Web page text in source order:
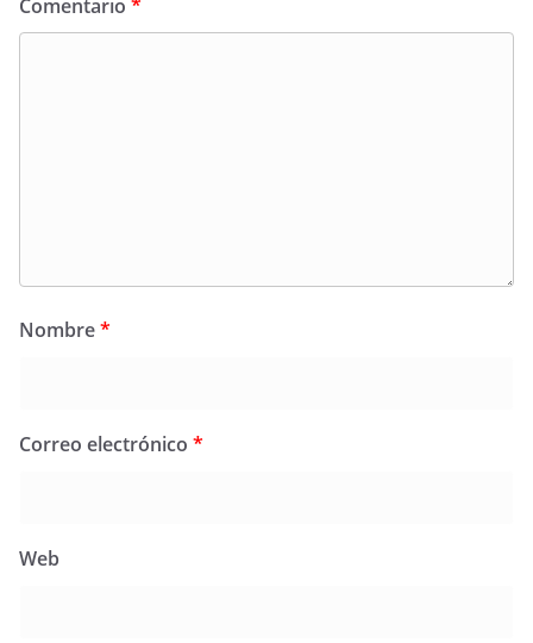
Comentario *
Nombre*
Correo electrónico *
Web